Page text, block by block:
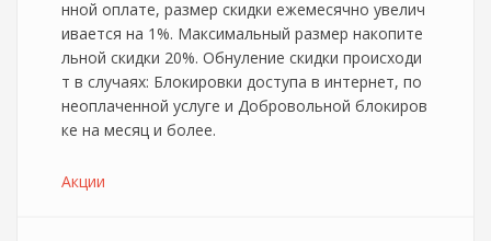
нной оплате, размер скидки ежемесячно увелич
ивается на 1%. Максимальный размер накопите
льной скидки 20%. Обнуление скидки происходи
т в случаях: Блокировки доступа в интернет, по
неоплаченной услуге и Добровольной блокиров
ке на месяц и более.
Акции